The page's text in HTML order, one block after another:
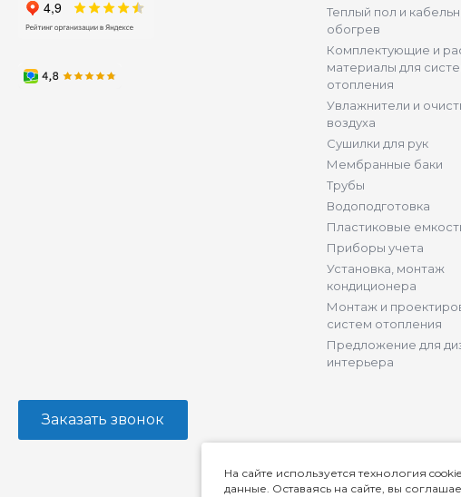
Теплый пол и
обогрев
Комплектующие и
материалы для
отопления
Увлажнители и
воздуха
Сушилки для рук
Мембранные баки
Трубы
Водоподготовка
Пластиковые
Приборы учета
Установка, монтаж
кондиционера
Монтаж и
систем отопления
Предложение для
интерьера
Заказать звонок
На сайте используется технология
данные. Оставаясь на сайте, вы